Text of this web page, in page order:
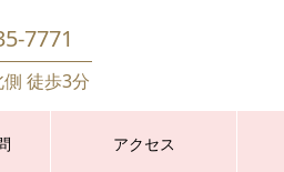
7771
徒歩3分
アクセス